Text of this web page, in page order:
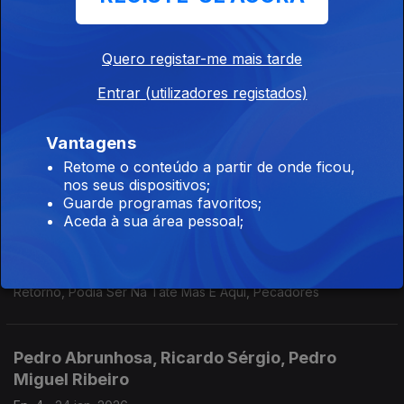
Novo disco "O Rapaz da Montanha", concerto solidário Amor
ao Centro, ciclo de conferênicas Genoma Urbano
Mário Laginha, André Teodósio, Ricardo
Retorno, Podia Ser Na Tate Mas É Aqui, Pecadores
Pedro Abrunhosa, Ricardo Sérgio, Pedro
Miguel Ribeiro
Quero registar-me mais tarde
Entrar (utilizadores registados)
Vantagens
Retome o conteúdo a partir de onde ficou,
nos seus dispositivos;
Guarde programas favoritos;
Aceda à sua área pessoal;